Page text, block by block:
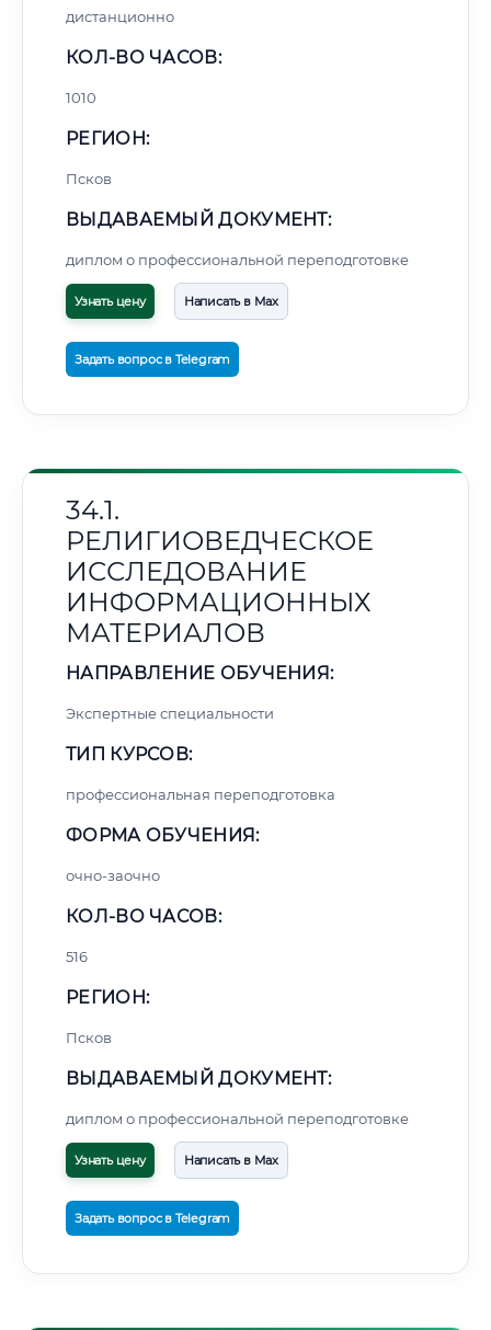
дистанционно
КОЛ-ВО ЧАСОВ:
1010
РЕГИОН:
Псков
ВЫДАВАЕМЫЙ ДОКУМЕНТ:
диплом о профессиональной переподготовке
Узнать цену Написать в Max
Задать вопрос в Telegram
34.1.
РЕЛИГИОВЕДЧЕСКОЕ
ИССЛЕДОВАНИЕ
ИНФОРМАЦИОННЫХ
МАТЕРИАЛОВ
НАПРАВЛЕНИЕ ОБУЧЕНИЯ:
Экспертные специальности
ТИП КУРСОВ:
профессиональная переподготовка
ФОРМА ОБУЧЕНИЯ:
очно-заочно
КОЛ-ВО ЧАСОВ:
516
РЕГИОН:
Псков
ВЫДАВАЕМЫЙ ДОКУМЕНТ:
диплом о профессиональной переподготовке
Узнать цену Написать в Max
Задать вопрос в Telegram